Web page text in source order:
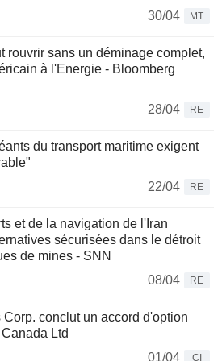
30/04
MT
rouvrir sans un déminage complet,
à l'Energie - Bloomberg
28/04
RE
du transport maritime exigent
22/04
RE
et de la navigation de l'Iran
sécurisées dans le détroit
de mines - SNN
08/04
RE
conclut un accord d'option
Ltd
01/04
CI